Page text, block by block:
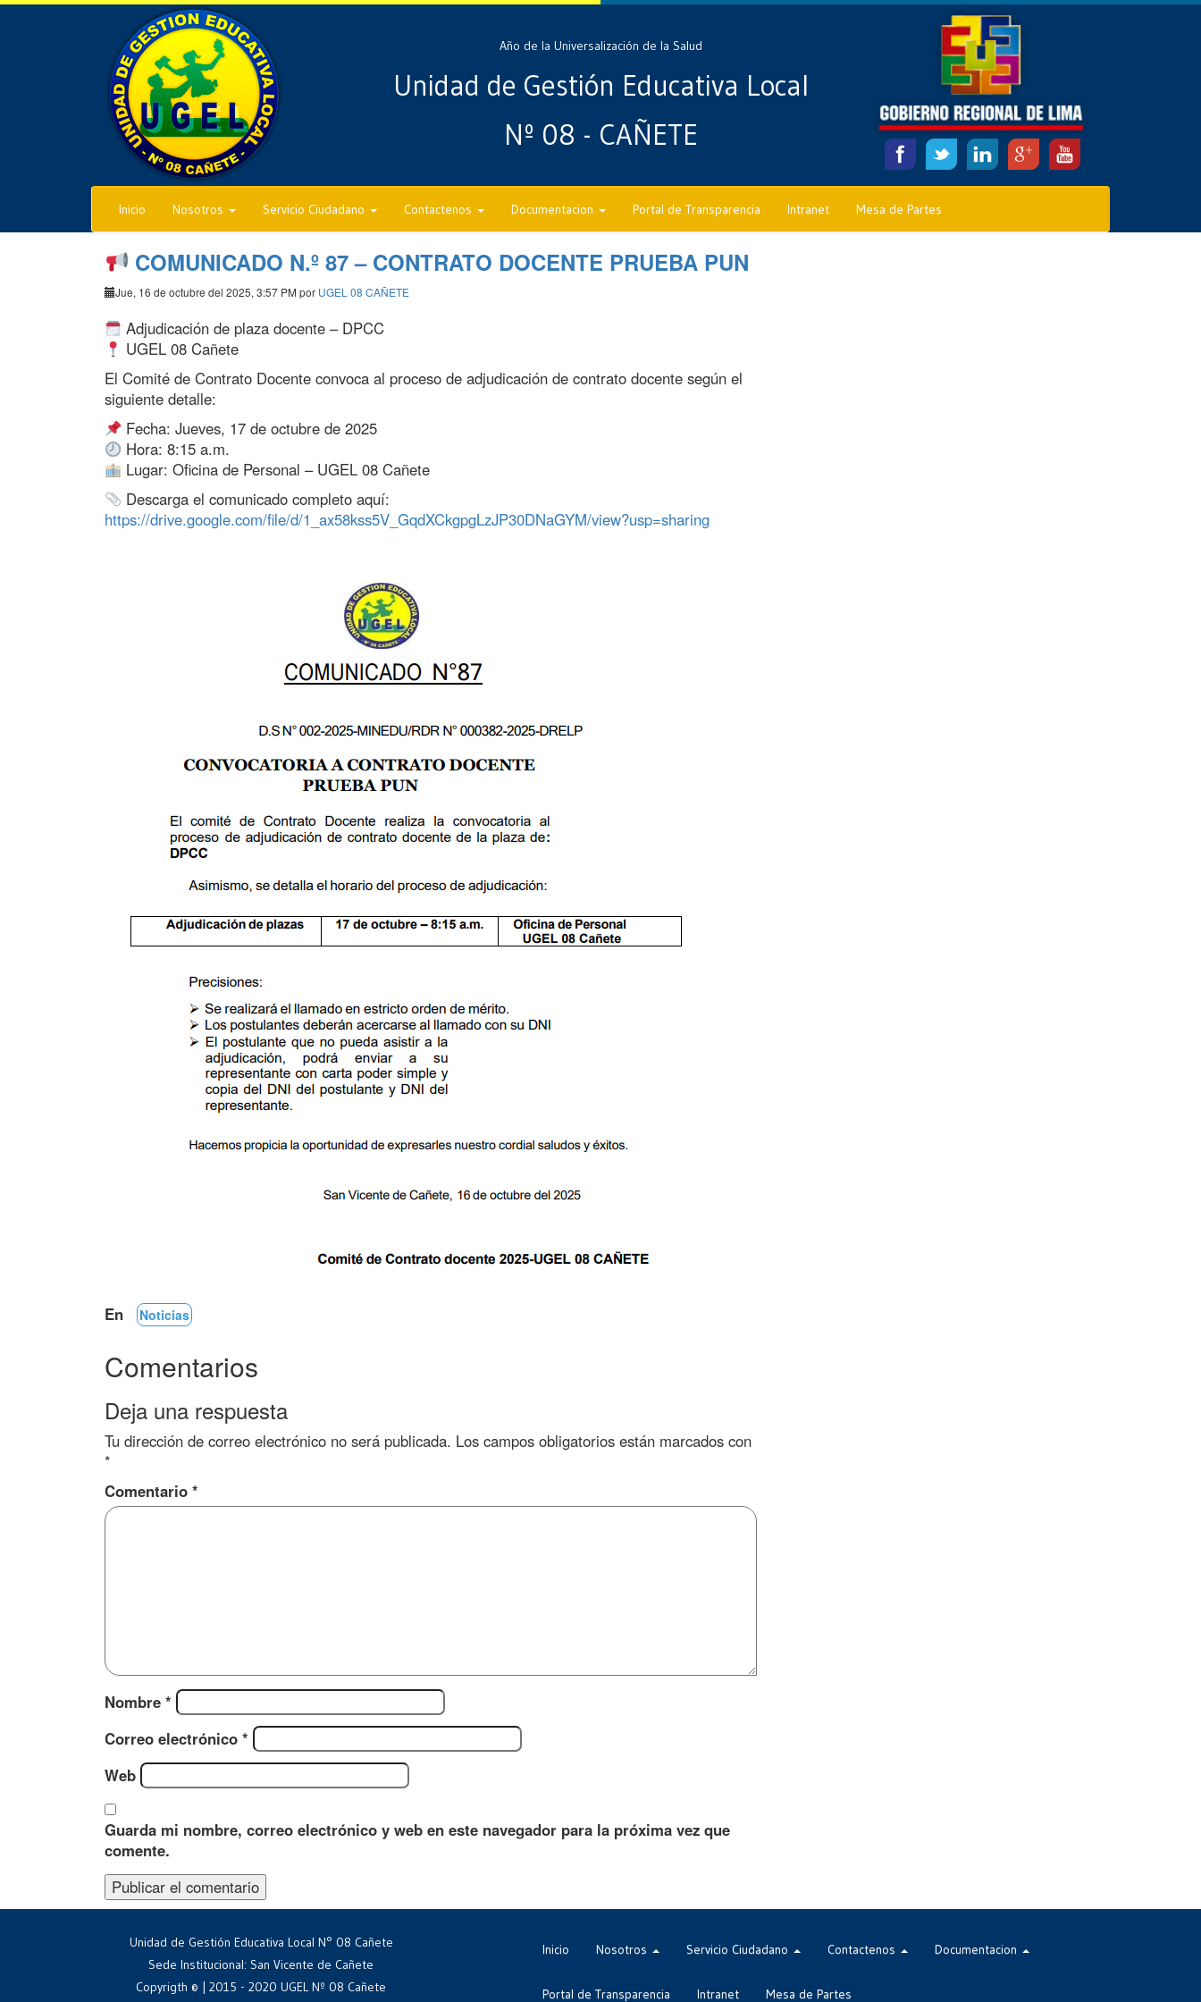
Año de la Universalización de la Salud
Unidad de Gestión Educativa Local
Nº 08 - CAÑETE
Inicio Nosotros Servicio Ciudadano Contactenos Documentacion Portal de Transparencia Intranet Mesa de Partes
COMUNICADO N.º 87 – CONTRATO DOCENTE PRUEBA PUN
Jue, 16 de octubre del 2025, 3:57 PM por UGEL 08 CAÑETE
Adjudicación de plaza docente – DPCC
UGEL 08 Cañete
El Comité de Contrato Docente convoca al proceso de adjudicación de contrato docente según el
siguiente detalle:
Fecha: Jueves, 17 de octubre de 2025
Hora: 8:15 a.m.
Lugar: Oficina de Personal – UGEL 08 Cañete
Descarga el comunicado completo aquí:
https://drive.google.com/file/d/1_ax58kss5V_GqdXCkgpgLzJP30DNaGYM/view?usp=sharing
En Noticias
Comentarios
Deja una respuesta
Tu dirección de correo electrónico no será publicada. Los campos obligatorios están marcados con
*
Comentario *
Nombre *
Correo electrónico *
Web
Guarda mi nombre, correo electrónico y web en este navegador para la próxima vez que
comente.
Unidad de Gestión Educativa Local N° 08 Cañete
Sede Institucional: San Vicente de Cañete
Copyrigth © | 2015 - 2020 UGEL Nº 08 Cañete
Inicio Nosotros Servicio Ciudadano Contactenos Documentacion
Portal de Transparencia Intranet Mesa de Partes